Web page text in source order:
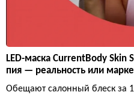
LED-маска CurrentBody Skin
пия — реальность или
Обещают салонный блеск за